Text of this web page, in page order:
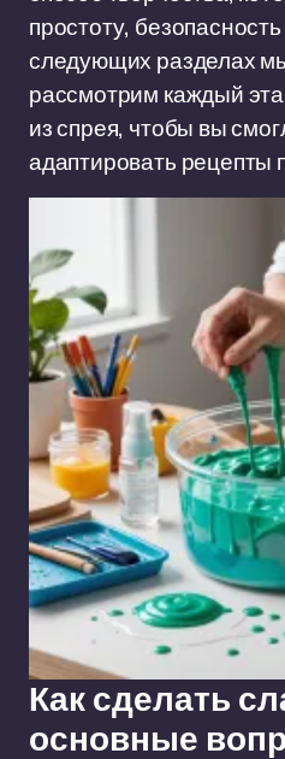
простоту,
следующих разделах
рассмотрим каждый
из спрея, чтобы вы
адаптировать рецепты
Как сделать
основные